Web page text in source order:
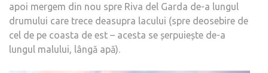
apoi mergem din nou spre Riva del Garda de-a lungul
drumului care trece deasupra lacului (spre deosebire de
cel de pe coasta de est – acesta se șerpuiește de-a
lungul malului, lângă apă).